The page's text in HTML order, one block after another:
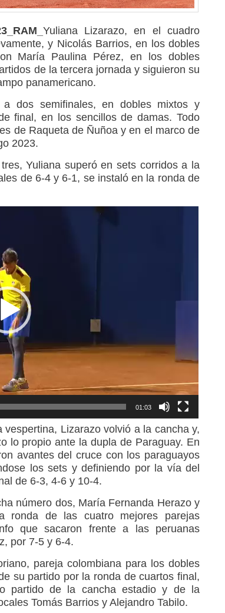
Yuliana Lizarazo, en el cuadro
y Nicolás Barrios, en los dobles
María Paulina Pérez, en los dobles
de la tercera jornada y siguieron su
panamericano.
a dos semifinales, en dobles mixtos y
final, en los sencillos de damas. Todo
de Raqueta de Ñuñoa y en el marco de
2023.
Yuliana superó en sets corridos a la
de 6-4 y 6-1, se instaló en la ronda de
01:03
Lizarazo volvió a la cancha y,
lo propio ante la dupla de Paraguay. En
avantes del cruce con los paraguayos
los sets y definiendo por la vía del
de 6-3, 4-6 y 10-4.
número dos, María Fernanda Herazo y
ronda de las cuatro mejores parejas
que sacaron frente a las peruanas
por 7-5 y 6-4.
pareja colombiana para los dobles
su partido por la ronda de cuartos final,
partido de la cancha estadio y de la
Tomás Barrios y Alejandro Tabilo.